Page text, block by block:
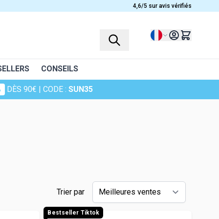
4,6/5 sur avis vérifiés
Langue
CONSEILS
DÈS 90€ | CODE : SUN35
Trier par
Bestseller Tiktok